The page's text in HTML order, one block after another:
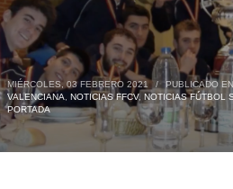
MIÉRCOLES, 03 FEBRERO 2021 / PUBLICADO
VALENCIANA
NOTICIAS FFCV, NOTICIAS FÚTBOL
PORTADA